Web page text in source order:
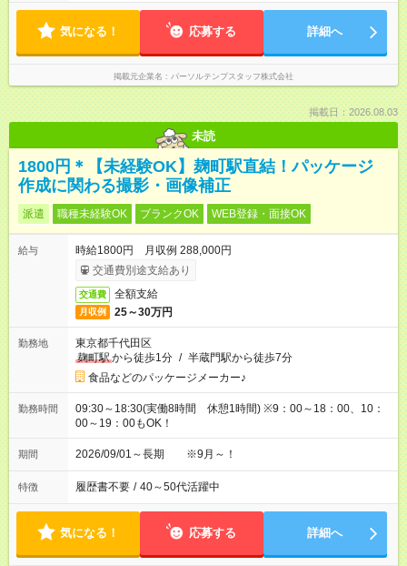
気になる！ 応募する 詳細へ
掲載元企業名 パーソルテンプスタッフ株式会社
掲載日：2026.08.03
未読
1800円＊【未経験OK】麹町駅直結！パッケージ
作成に関わる撮影・画像補正
派遣 職種未経験OK ブランクOK WEB登録・面接OK
給与
時給1800円 月収例 288,000円
交通費別途支給あり
交通費 全額支給
月収例 25～30万円
勤務地
東京都千代田区
麹町駅から徒歩1分 / 半蔵門駅から徒歩7分
食品などのパッケージメーカー♪
勤務時間
09:30～18:30(実働8時間 休憩1時間) ※9：00～18：00、10：
00～19：00もOK！
期間 2026/09/01～長期 ※9月～！
特徴 履歴書不要 / 40～50代活躍中
気になる！ 応募する 詳細へ